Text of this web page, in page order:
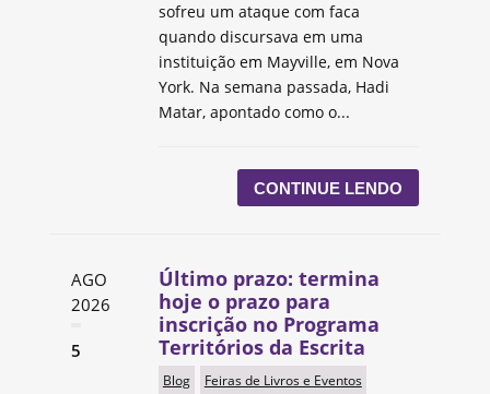
sofreu um ataque com faca
quando discursava em uma
instituição em Mayville, em Nova
York. Na semana passada, Hadi
Matar, apontado como o...
CONTINUE LENDO
AGO
2026
5
Último prazo: termina
hoje o prazo para
inscrição no Programa
Territórios da Escrita
Blog Feiras de Livros e Eventos